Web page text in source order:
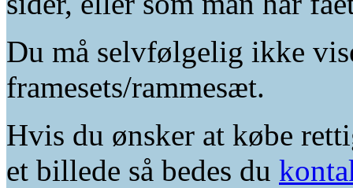
Du må selvfølgelig ikke
framesets/rammesæt.
Hvis du ønsker at købe
et billede så bedes du